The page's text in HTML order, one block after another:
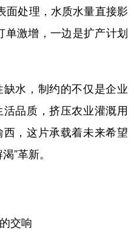
面处理，水质水量直接影
单激增，一边是扩产计划
水，制约的不仅是企业
品质，挤压农业灌溉用
，这片承载着未来希望
”革新。
交响